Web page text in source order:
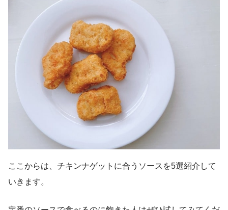
ここからは、チキンナゲットに合うソースを5選紹介して
いきます。